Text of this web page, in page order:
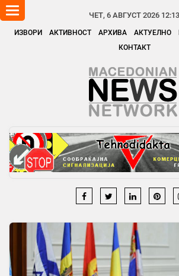
ЧЕТ, 6 АВГУСТ 2026 12:13
ИЗВОРИ АКТИВНОСТ АРХИВА АКТУЕЛНО
КОНТАКТ
Toggle
navigation